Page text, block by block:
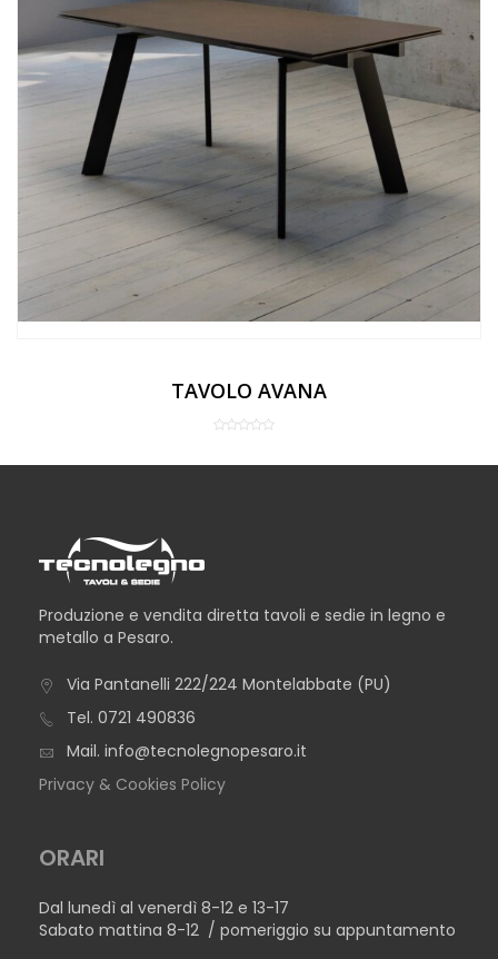
TAVOLO AVANA
Produzione e vendita diretta tavoli e sedie in legno e
metallo a Pesaro.
Via Pantanelli 222/224 Montelabbate (PU)
Tel. 0721 490836
Mail. info@tecnolegnopesaro.it
Privacy & Cookies Policy
ORARI
Dal lunedì al venerdì 8-12 e 13-17
Sabato mattina 8-12 / pomeriggio su appuntamento